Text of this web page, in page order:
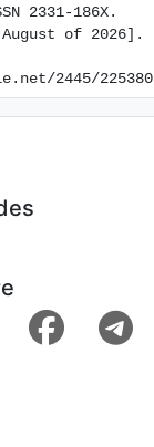
2331-186X.
of 2026].
2445/225380